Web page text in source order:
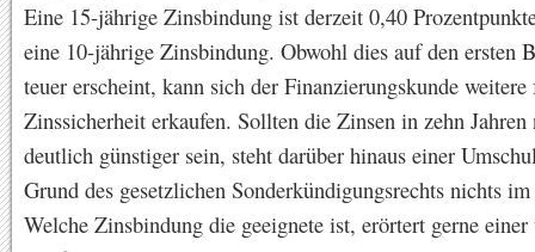
Eine 15-jährige Zinsbindung ist derzeit 0,40
eine 10-jährige Zinsbindung. Obwohl dies auf den ersten
teuer erscheint, kann sich der Finanzierungskunde weitere
Zinssicherheit erkaufen. Sollten die Zinsen in zehn
deutlich günstiger sein, steht darüber hinaus einer
Grund des gesetzlichen Sonderkündigungsrechts nichts
Welche Zinsbindung die geeignete ist, erörtert gerne einer